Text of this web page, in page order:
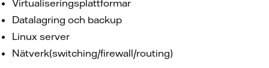
Virtualiseringsplattformar
Datalagring och backup
Linux server
Nätverk(switching/firewall/routing)